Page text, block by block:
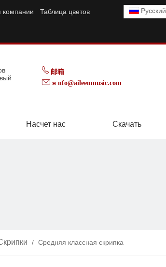
компании Таблица цветов Pусский
邮箱
я nfo@aileenmusic.com
Насчет нас Скачать
/ Средняя классная скрипка